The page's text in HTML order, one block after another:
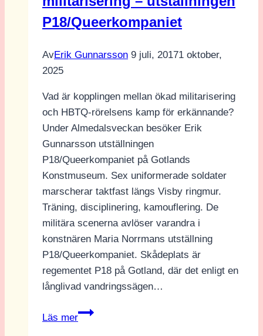
P18/Queerkompaniet
AvErik Gunnarsson 9 juli, 20171 oktober,
2025
Vad är kopplingen mellan ökad militarisering
och HBTQ-rörelsens kamp för erkännande?
Under Almedalsveckan besöker Erik
Gunnarsson utställningen
P18/Queerkompaniet på Gotlands
Konstmuseum. Sex uniformerade soldater
marscherar taktfast längs Visby ringmur.
Träning, disciplinering, kamouflering. De
militära scenerna avlöser varandra i
konstnären Maria Norrmans utställning
P18/Queerkompaniet. Skådeplats är
regementet P18 på Gotland, där det enligt en
långlivad vandringssägen…
Läs mer
HBTQ-